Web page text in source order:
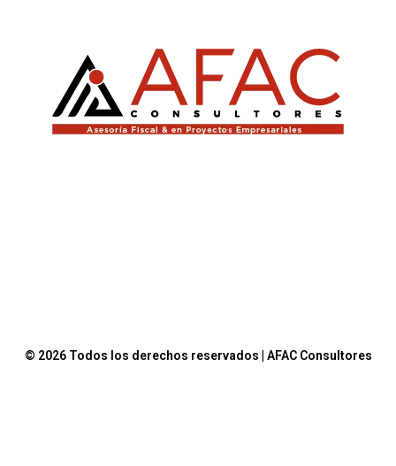
© 2026 Todos los derechos reservados | AFAC Consultores